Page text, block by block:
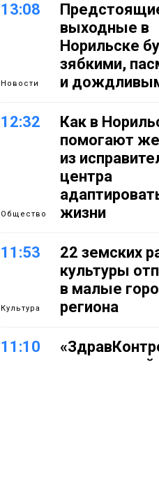
13:08
Новости
выходные в
Норильске
зябкими,
и
12:32
Общество
Как в
помогают
из
центра
жизни
11:53
Культура
22 земских
культуры
в малые
региона
11:10
оперативной